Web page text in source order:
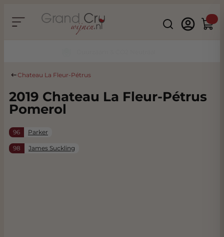
Search
Chateau La Fleur-Pétrus
2019 Chateau La Fleur-Pétrus
Pomerol
96 Parker
98 James Suckling